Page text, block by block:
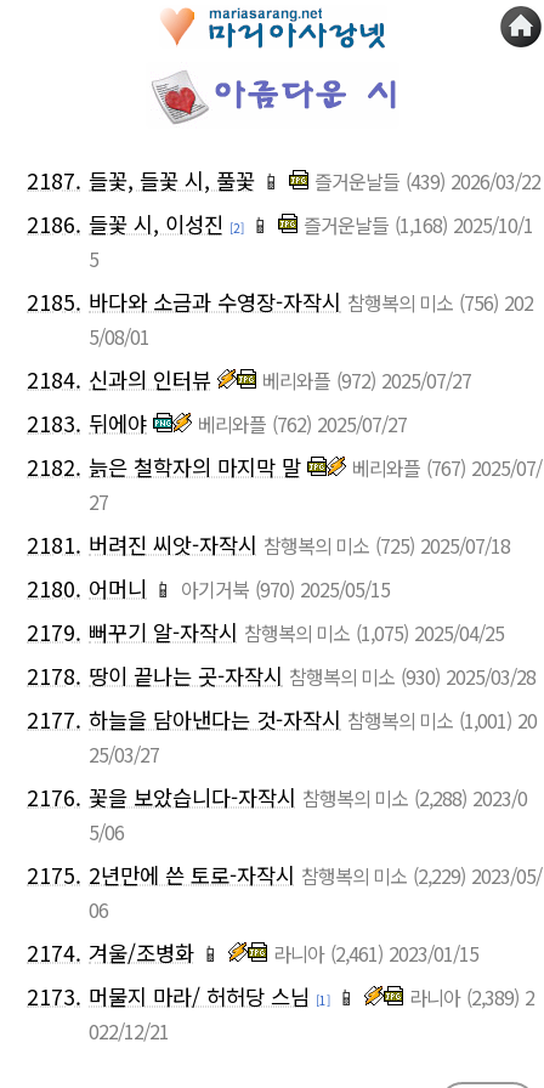
2187. 들꽃, 들꽃 시, 풀꽃 📱 즐거운날들 (439) 2026/03/22
2186. 들꽃 시, 이성진 [2] 📱 즐거운날들 (1,168) 2025/10/1
5
2185. 바다와 소금과 수영장-자작시 참행복의 미소 (756) 202
5/08/01
2184. 신과의 인터뷰 베리와플 (972) 2025/07/27
2183. 뒤에야 베리와플 (762) 2025/07/27
2182. 늙은 철학자의 마지막 말 베리와플 (767) 2025/07/
27
2181. 버려진 씨앗-자작시 참행복의 미소 (725) 2025/07/18
2180. 어머니 📱 아기거북 (970) 2025/05/15
2179. 뻐꾸기 알-자작시 참행복의 미소 (1,075) 2025/04/25
2178. 땅이 끝나는 곳-자작시 참행복의 미소 (930) 2025/03/28
2177. 하늘을 담아낸다는 것-자작시 참행복의 미소 (1,001) 20
25/03/27
2176. 꽃을 보았습니다-자작시 참행복의 미소 (2,288) 2023/0
5/06
2175. 2년만에 쓴 토로-자작시 참행복의 미소 (2,229) 2023/05/
06
2174. 겨울/조병화 📱 라니아 (2,461) 2023/01/15
2173. 머물지 마라/ 허허당 스님 [1] 📱 라니아 (2,389) 2
022/12/21